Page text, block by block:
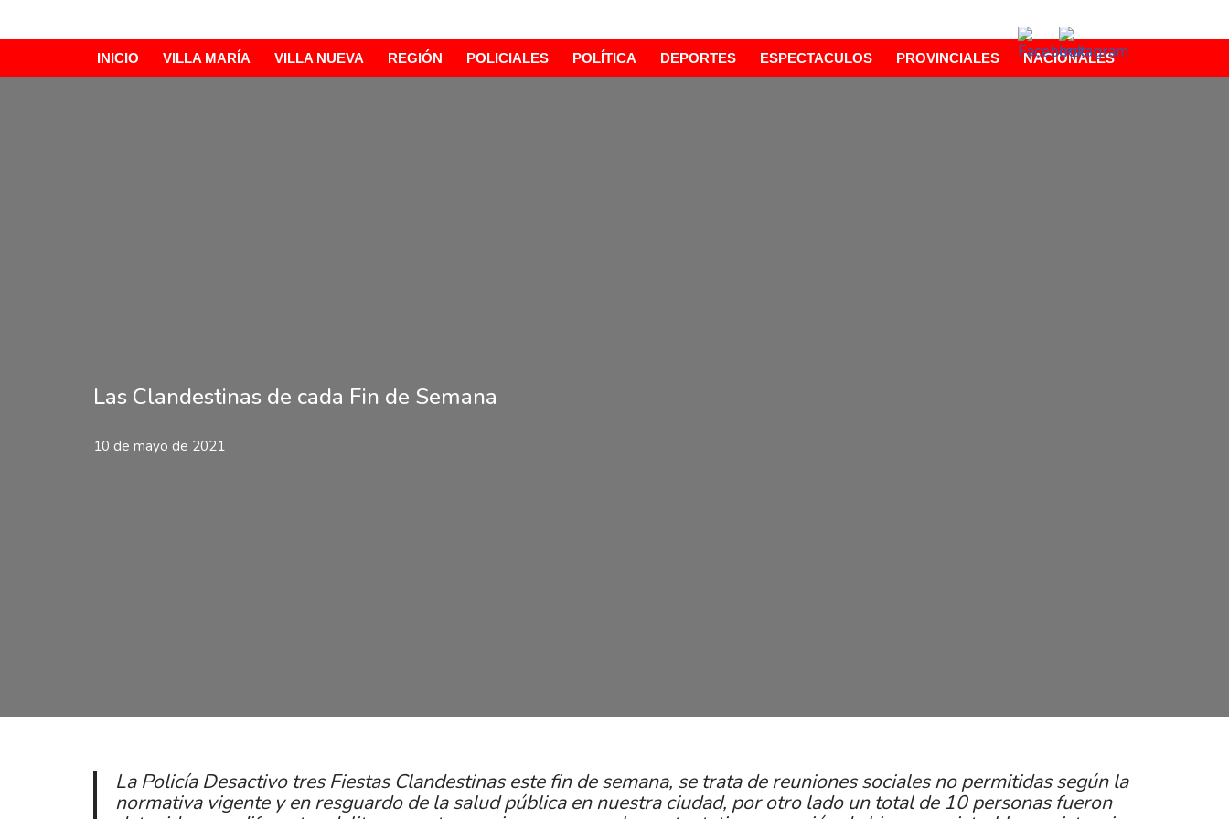
INICIO VILLA MARÍA VILLA NUEVA REGIÓN POLICIALES POLÍTICA DEPORTES ESPECTACULOS PROVINCIALES NACIONALES
Las Clandestinas de cada Fin de Semana
10 de mayo de 2021
La Policía Desactivo tres Fiestas Clandestinas este fin de semana, se trata de reuniones sociales no permitidas según la
normativa vigente y en resguardo de la salud pública en nuestra ciudad, por otro lado un total de 10 personas fueron